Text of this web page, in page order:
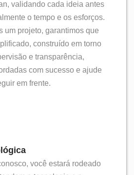
validando cada ideia antes
o tempo e os esforços.
um projeto, garantimos que
construído em torno
e transparência,
com sucesso e ajude
em frente.
você estará rodeado